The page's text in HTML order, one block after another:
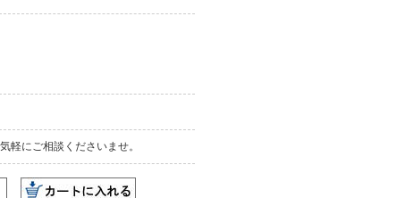
軽にご相談くださいませ。